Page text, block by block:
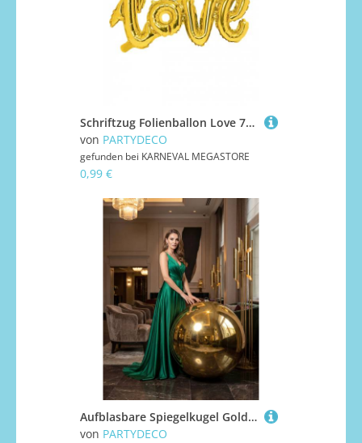
Schriftzug Folienballon Love 73 x 59 cm Gold
von PARTYDECO
gefunden bei KARNEVAL MEGASTORE
0,99 €
Aufblasbare Spiegelkugel Gold 90cm
von PARTYDECO